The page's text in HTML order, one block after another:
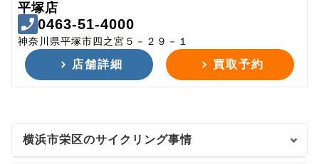
平塚店
0463-51-4000
神奈川県平塚市四之宮５－２９－１
店舗詳細 買取予約
横浜市栄区のサイクリング事情